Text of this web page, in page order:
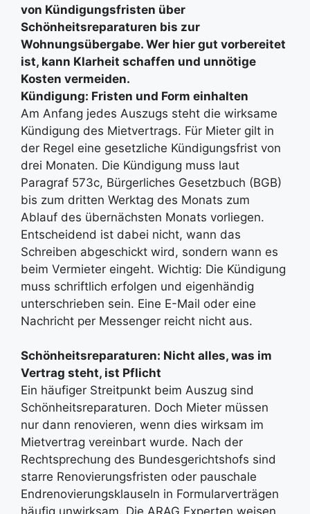
von Kündigungsfristen über
Schönheitsreparaturen bis zur
Wohnungsübergabe. Wer hier gut vorbereitet
ist, kann Klarheit schaffen und unnötige
Kosten vermeiden.
Kündigung: Fristen und Form einhalten
Am Anfang jedes Auszugs steht die wirksame
Kündigung des Mietvertrags. Für Mieter gilt in
der Regel eine gesetzliche Kündigungsfrist von
drei Monaten. Die Kündigung muss laut
Paragraf 573c, Bürgerliches Gesetzbuch (BGB)
bis zum dritten Werktag des Monats zum
Ablauf des übernächsten Monats vorliegen.
Entscheidend ist dabei nicht, wann das
Schreiben abgeschickt wird, sondern wann es
beim Vermieter eingeht. Wichtig: Die Kündigung
muss schriftlich erfolgen und eigenhändig
unterschrieben sein. Eine E-Mail oder eine
Nachricht per Messenger reicht nicht aus.
Schönheitsreparaturen: Nicht alles, was im
Vertrag steht, ist Pflicht
Ein häufiger Streitpunkt beim Auszug sind
Schönheitsreparaturen. Doch Mieter müssen
nur dann renovieren, wenn dies wirksam im
Mietvertrag vereinbart wurde. Nach der
Rechtsprechung des Bundesgerichtshofs sind
starre Renovierungsfristen oder pauschale
Endrenovierungsklauseln in Formularverträgen